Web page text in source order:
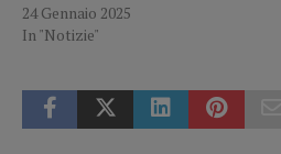
24 Gennaio 2025
In "Notizie"